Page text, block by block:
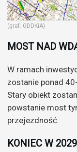
(graf. GDDKiA)
MOST NAD
W ramach
zostanie ponad
Stary obiekt
powstanie most
przejezdność.
KONIEC W